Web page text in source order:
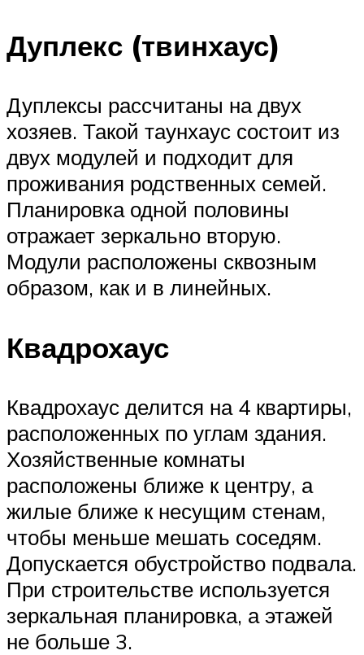
Дуплекс (твинхаус)
Дуплексы рассчитаны на двух
хозяев. Такой таунхаус состоит из
двух модулей и подходит для
проживания родственных семей.
Планировка одной половины
отражает зеркально вторую.
Модули расположены сквозным
образом, как и в линейных.
Квадрохаус
Квадрохаус делится на 4 квартиры,
расположенных по углам здания.
Хозяйственные комнаты
расположены ближе к центру, а
жилые ближе к несущим стенам,
чтобы меньше мешать соседям.
Допускается обустройство подвала.
При строительстве используется
зеркальная планировка, а этажей
не больше 3.